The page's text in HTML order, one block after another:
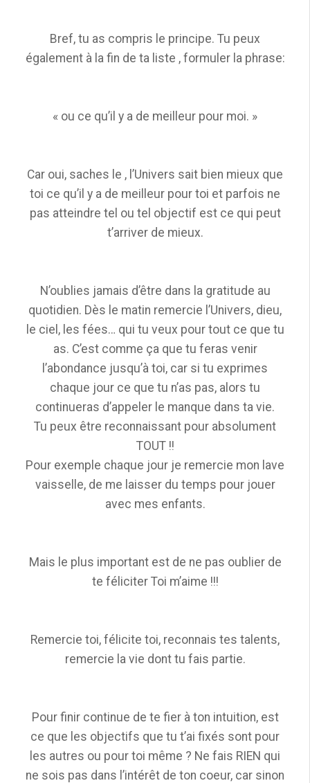
Bref, tu as compris le principe. Tu peux
également à la fin de ta liste , formuler la phrase:
« ou ce qu’il y a de meilleur pour moi. »
Car oui, saches le , l’Univers sait bien mieux que
toi ce qu’il y a de meilleur pour toi et parfois ne
pas atteindre tel ou tel objectif est ce qui peut
t’arriver de mieux.
N’oublies jamais d’être dans la gratitude au
quotidien. Dès le matin remercie l’Univers, dieu,
le ciel, les fées… qui tu veux pour tout ce que tu
as. C’est comme ça que tu feras venir
l’abondance jusqu’à toi, car si tu exprimes
chaque jour ce que tu n’as pas, alors tu
continueras d’appeler le manque dans ta vie.
Tu peux être reconnaissant pour absolument
TOUT !!
Pour exemple chaque jour je remercie mon lave
vaisselle, de me laisser du temps pour jouer
avec mes enfants.
Mais le plus important est de ne pas oublier de
te féliciter Toi m’aime !!!
Remercie toi, félicite toi, reconnais tes talents,
remercie la vie dont tu fais partie.
Pour finir continue de te fier à ton intuition, est
ce que les objectifs que tu t’ai fixés sont pour
les autres ou pour toi même ? Ne fais RIEN qui
ne sois pas dans l’intérêt de ton coeur, car sinon